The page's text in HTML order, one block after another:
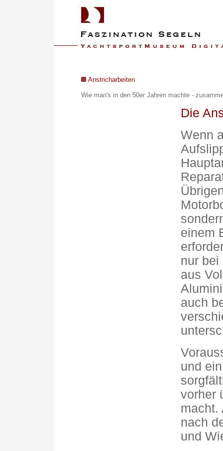
Anstricharbeiten
Wie man's in den 50er Jahren machte - z
Die
Wenn
einem
nur bei
aus
auch
und
vorher
macht.
nach
und